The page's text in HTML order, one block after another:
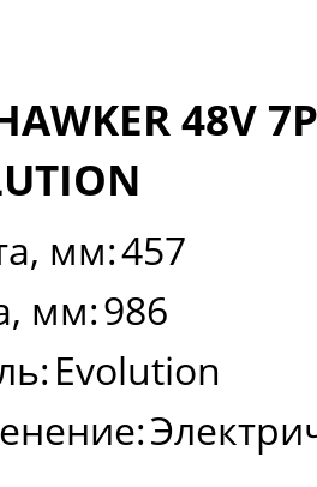
48V
мм:457
мм:986
Evolution